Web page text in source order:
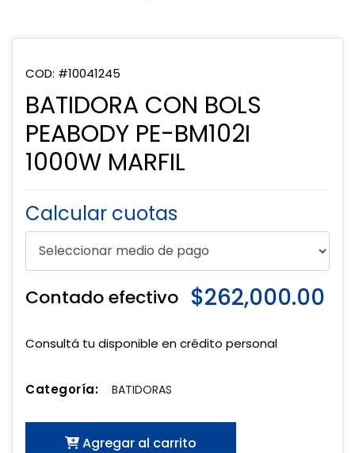
COD: #10041245
BATIDORA CON BOLS
PEABODY PE-BM102I
1000W MARFIL
Calcular cuotas
Contado efectivo $262,000.00
Consultá tu disponible en crédito personal
Categoría: BATIDORAS
Agregar al carrito